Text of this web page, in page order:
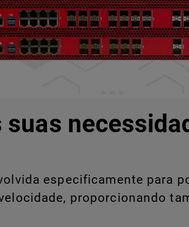
especificamente para
proporcionando